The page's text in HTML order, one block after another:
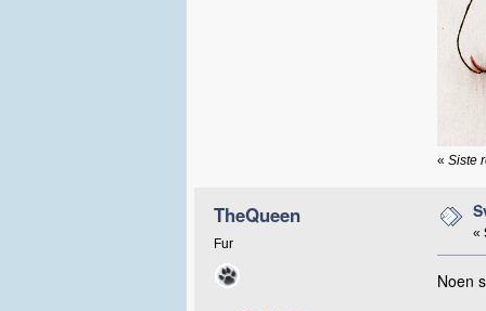
« Siste
TheQueen
Fur
«
Noen